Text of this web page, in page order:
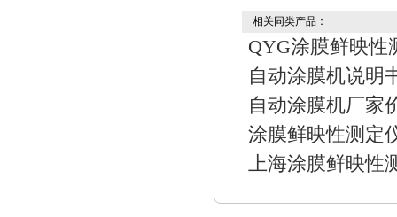
相关同类产品：
QYG涂膜鲜映性
自动涂膜机说明
自动涂膜机厂家
涂膜鲜映性测定
上海涂膜鲜映性